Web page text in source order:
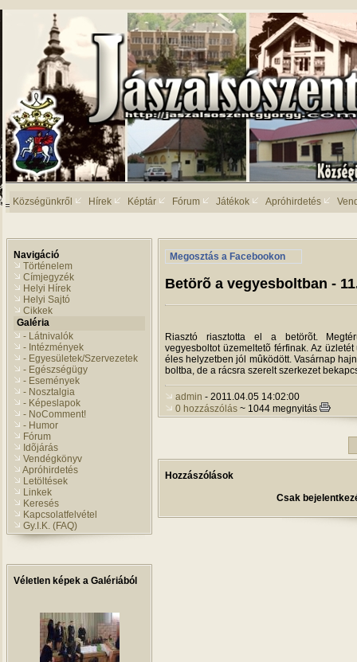
Községünkről Hírek Képtár Fórum Játékok Apróhirdetés
Navigáció
Történelem
Címjegyzék
Helyi Hírek
Helyi Sajtó
Cikkek
Galéria
- Látnivalók
- Intézmények
- Egyesületek/Szervezetek
- Egészségügy
- Események
- Nosztalgia
- Képeslapok
- NoComment!
- Humor
Fórum
Idõjárás
Vendégkönyv
Apróhirdetés
Letöltések
Linkek
Keresés
Kapcsolatfelvétel
Gy.I.K. (FAQ)
Véletlen képek a Galériából
Megosztás a Facebookon
Betörõ a vegyesboltban -
Riasztó riasztotta el a betörõt.
vegyesboltot üzemeltetõ férfinak. Az
éles helyzetben jól mûködött. Vasárnap
boltba, de a rácsra szerelt szerkezet
admin - 2011.04.05 14:02:00
0 hozzászólás ~ 1044 megnyitás
Hozzászólások
Csak